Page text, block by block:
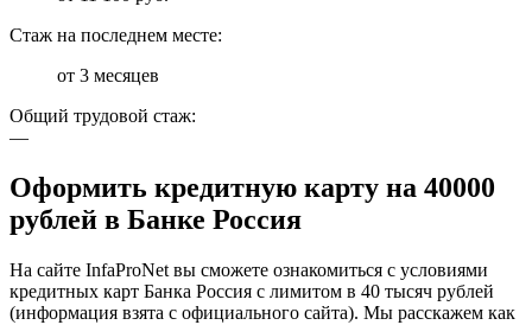
Стаж на последнем месте:
от 3 месяцев
Общий трудовой стаж:
—
Оформить кредитную карту на 40000
рублей в Банке Россия
На сайте InfaProNet вы сможете ознакомиться с условиями
кредитных карт Банка Россия с лимитом в 40 тысяч рублей
(информация взята с официального сайта). Мы расскажем как